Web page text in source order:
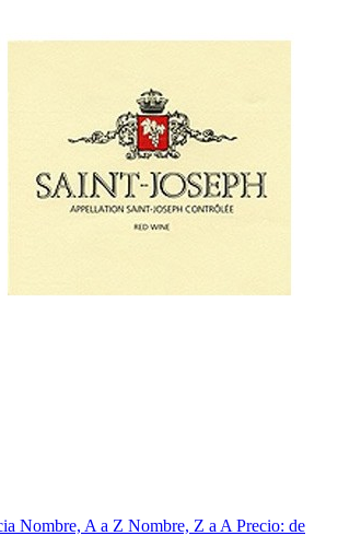
Nombre, A a Z Nombre, Z a A Precio: de